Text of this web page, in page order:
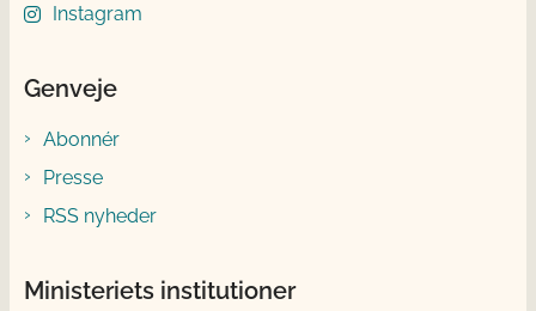
Instagram
Genveje
Abonnér
Presse
RSS nyheder
Ministeriets institutioner